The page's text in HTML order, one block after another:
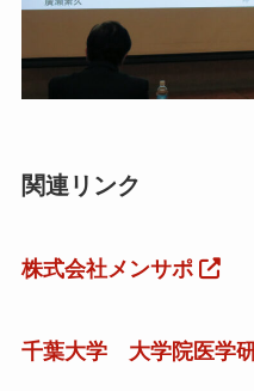
関連リンク
株式会社メンサポ
千葉大学 大学院医学